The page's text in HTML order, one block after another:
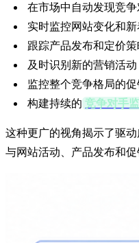
在市场中自动发现竞
实时监控网站变化和
跟踪产品发布和定价
及时识别新的营销活动
监控整个竞争格局的
构建持续的 竞争对手
这种更广的视角揭示了驱
与网站活动、产品发布和促